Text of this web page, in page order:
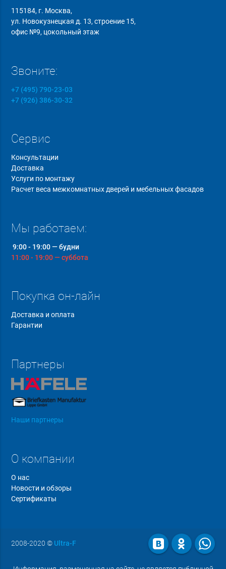
115184, г. Москва,
ул. Новокузнецкая д. 13, строение 15,
офис №9, цокольный этаж
Звоните:
+7 (495) 790-23-03
+7 (926) 386-30-32
Сервис
Консультации
Доставка
Услуги по монтажу
Расчет веса межкомнатных дверей и мебельных фасадов
Мы работаем:
9:00 - 19:00 — будни
11:00 - 19:00 — суббота
Покупка он-лайн
Доставка и оплата
Гарантии
Партнеры
Наши партнеры
О компании
О нас
Новости и обзоры
Сертификаты
2008-2020 © Ultra-F